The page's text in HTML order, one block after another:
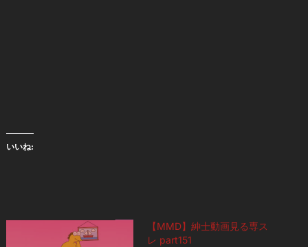
いいね:
【MMD】紳士動画見る専ス
レ part151